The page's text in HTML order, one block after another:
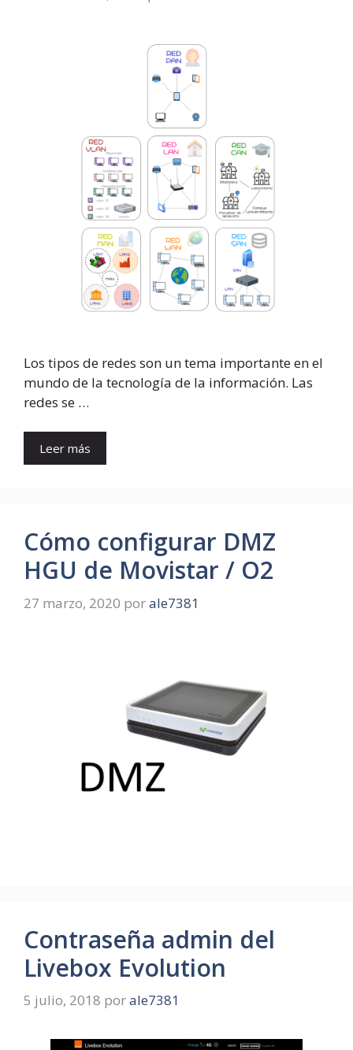
Los tipos de redes son un tema importante en el
mundo de la tecnología de la información. Las
redes se …
Leer más
Cómo configurar DMZ
HGU de Movistar / O2
27 marzo, 2020 porale7381
Contraseña admin del
Livebox Evolution
5 julio, 2018 porale7381